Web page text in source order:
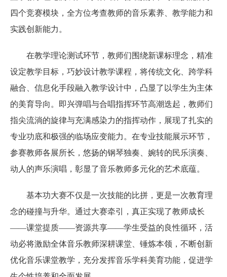
四个竞赛模块，全方位考查教师的音乐素养、教学能力和
实践创新能力。
在教学理论测试环节，教师们围绕新课标理念，精准
设定教学目标，巧妙设计教学课程，将传统文化、跨学科
融合、信息化手段融入教学设计中，凸显了以学生为主体
的美育导向。即兴弹唱与合唱指挥环节高潮迭起，教师们
指尖流淌的旋律与充满感染力的指挥动作，展现了扎实的
专业功底和极强的临场应变能力。在专业技能展示环节，
参赛教师各展所长，悠扬的钢琴独奏、婉转的民乐演奏、
动人的声乐演唱，彰显了音乐教师多元化的艺术底蕴。
基本功大赛不仅是一次技能的比拼，更是一次教育理
念的碰撞与升华。通过大赛牵引，真正实现了教师成长
——课堂提质——资源共享——学生受益的良性循环，活
动必将激励全体音乐教师深耕课堂、锤炼本领，不断创新
优化音乐课堂教学，充分发挥音乐学科美育功能，促进学